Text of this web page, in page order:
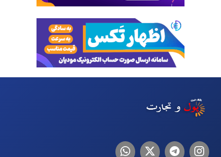
اینستاگرام
تلگرام توییترلینکدین